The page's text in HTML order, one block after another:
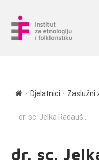
∙ Djelatnici ∙ Zaslužni
dr. sc. Jelka Radauš...
dr. sc.